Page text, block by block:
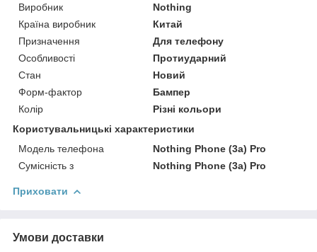
Виробник
Nothing
Країна виробник
Китай
Призначення
Для телефону
Особливості
Протиударний
Стан
Новий
Форм-фактор
Бампер
Колір
Різні кольори
Користувальницькі характеристики
Модель телефона
Nothing Phone (3a) Pro
Сумісність з
Nothing Phone (3a) Pro
Приховати
Умови доставки